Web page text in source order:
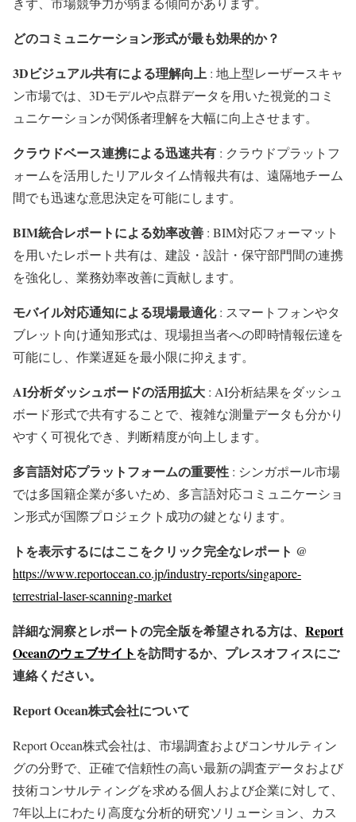
どのコミュニケーション形式が最も効果的か？
3Dビジュアル共有による理解向上 : 地上型レーザースキャ
ン市場では、3Dモデルや点群データを用いた視覚的コミ
ュニケーションが関係者理解を大幅に向上させます。
クラウドベース連携による迅速共有 : クラウドプラットフ
ォームを活用したリアルタイム情報共有は、遠隔地チーム
間でも迅速な意思決定を可能にします。
BIM統合レポートによる効率改善 : BIM対応フォーマット
を用いたレポート共有は、建設・設計・保守部門間の連携
を強化し、業務効率改善に貢献します。
モバイル対応通知による現場最適化: スマートフォンやタ
ブレット向け通知形式は、現場担当者への即時情報伝達を
可能にし、作業遅延を最小限に抑えます。
AI分析ダッシュボードの活用拡大 : AI分析結果をダッシュ
ボード形式で共有することで、複雑な測量データも分かり
やすく可視化でき、判断精度が向上します。
多言語対応プラットフォームの重要性 : シンガポール市場
では多国籍企業が多いため、多言語対応コミュニケーショ
ン形式が国際プロジェクト成功の鍵となります。
トを表示するにはここをクリック完全なレポート @
https://www.reportocean.co.jp/industry-reports/singapore-
terrestrial-laser-scanning-market
詳細な洞察とレポートの完全版を希望される方は、 Report
Oceanのウェブサイトを訪問するか、プレスオフィスにご
連絡ください。
Report Ocean株式会社について
Report Ocean株式会社は、市場調査およびコンサルティン
グの分野で、正確で信頼性の高い最新の調査データおよび
技術コンサルティングを求める個人および企業に対して、
7年以上にわたり高度な分析的研究ソリューション、カス